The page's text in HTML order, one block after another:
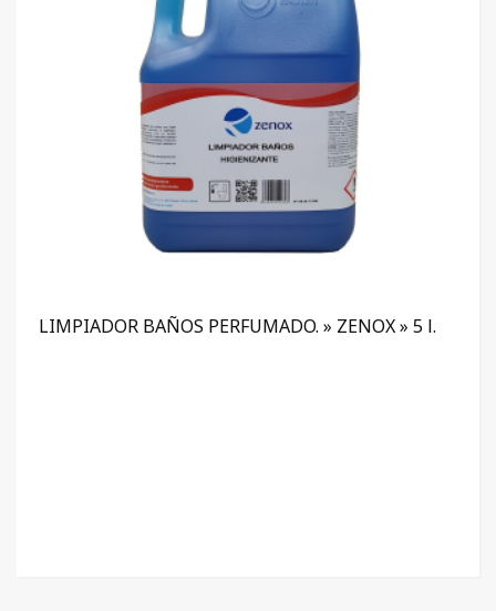
LIMPIADOR BAÑOS PERFUMADO. » ZENOX » 5 l.